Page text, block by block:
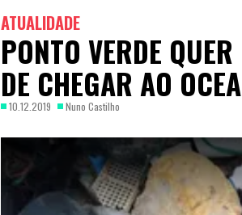
ATUALIDADE
PONTO VERDE
DE CHEGAR AO
10.12.2019 Nuno Castilho